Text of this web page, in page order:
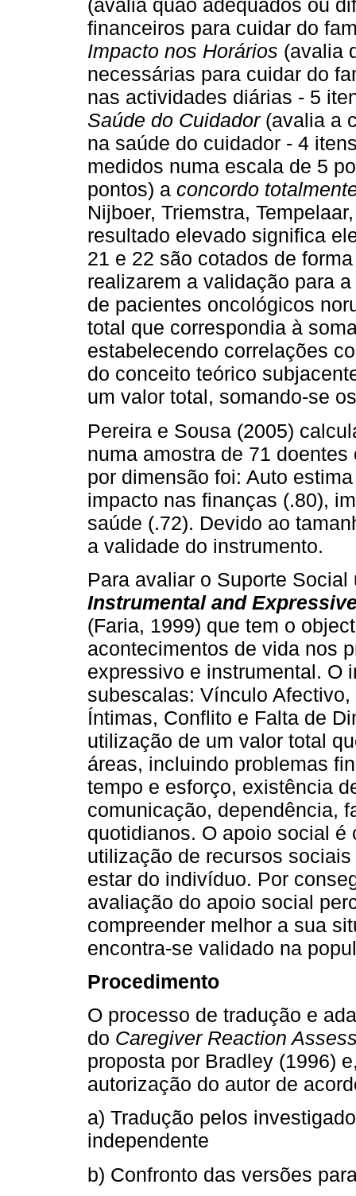
(avalia quão adequados ou
financeiros para cuidar do
Impacto nos Horários (avalia
necessárias para cuidar do
nas actividades diárias - 5
Saúde do Cuidador(avalia a
na saúde do cuidador - 4
medidos numa escala de 5
pontos) a concordo
Nijboer, Triemstra,
resultado elevado significa
21 e 22 são cotados de
realizarem a validação para
de pacientes oncológicos
total que correspondia à
estabelecendo correlações
do conceito teórico
um valor total, somando-se
Pereira e Sousa (2005)
numa amostra de 71
por dimensão foi: Auto
impacto nas finanças (.80),
saúde (.72). Devido ao
a validade do instrumento.
Para avaliar o Suporte
Instrumental and
(Faria, 1999) que tem o
acontecimentos de vida nos
expressivo e instrumental. O
subescalas: Vínculo
Íntimas, Conflito e Falta de
utilização de um valor total
áreas, incluindo problemas
tempo e esforço, existência
comunicação, dependência,
quotidianos. O apoio social
utilização de recursos
estar do indivíduo. Por
avaliação do apoio social
compreender melhor a sua
encontra-se validado na
Procedimento
O processo de tradução e
do Caregiver Reaction
proposta por Bradley (1996)
autorização do autor de
a) Tradução pelos
independente
b) Confronto das versões